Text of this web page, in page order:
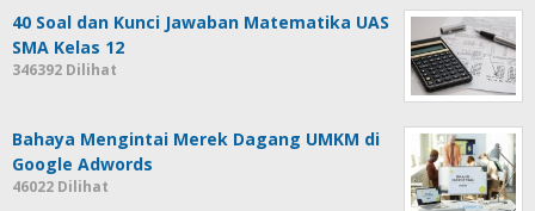
40 Soal dan Kunci Jawaban Matematika UAS
SMA Kelas 12
346392 Dilihat
Bahaya Mengintai Merek Dagang UMKM di
Google Adwords
46022 Dilihat